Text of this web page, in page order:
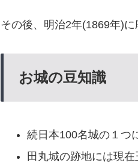
その後、明治2年(1869年)に
お城の豆知識
続日本100名城の１つ
田丸城の跡地には現